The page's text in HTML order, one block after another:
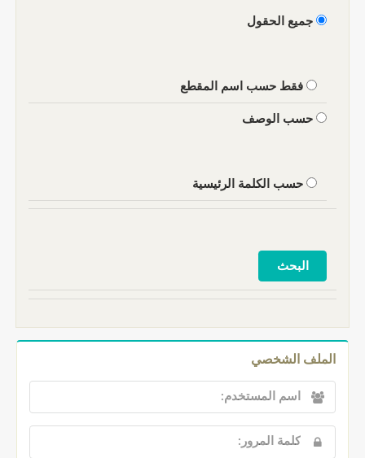
جميع الحقول
فقط حسب اسم المقطع
حسب الوصف
حسب الكلمة الرئيسية
الملف الشخصي